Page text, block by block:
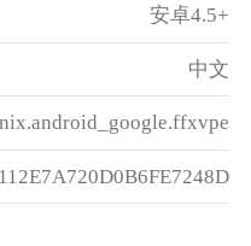
安卓4.5+
中文